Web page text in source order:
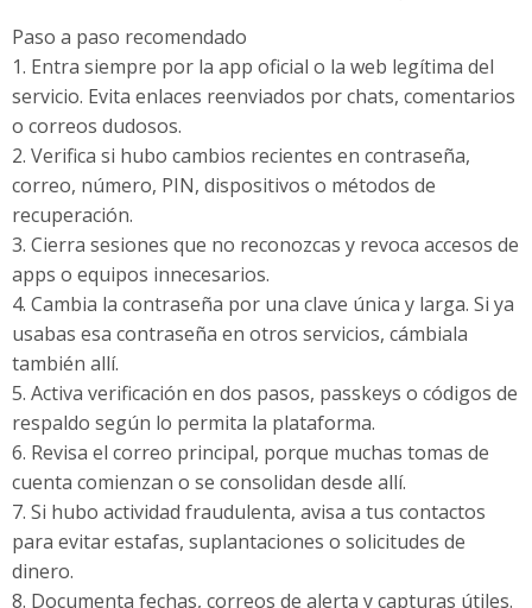
Paso a paso recomendado
1. Entra siempre por la app oficial o la web legítima del
servicio. Evita enlaces reenviados por chats, comentarios
o correos dudosos.
2. Verifica si hubo cambios recientes en contraseña,
correo, número, PIN, dispositivos o métodos de
recuperación.
3. Cierra sesiones que no reconozcas y revoca accesos de
apps o equipos innecesarios.
4. Cambia la contraseña por una clave única y larga. Si ya
usabas esa contraseña en otros servicios, cámbiala
también allí.
5. Activa verificación en dos pasos, passkeys o códigos de
respaldo según lo permita la plataforma.
6. Revisa el correo principal, porque muchas tomas de
cuenta comienzan o se consolidan desde allí.
7. Si hubo actividad fraudulenta, avisa a tus contactos
para evitar estafas, suplantaciones o solicitudes de
dinero.
8. Documenta fechas, correos de alerta y capturas útiles.